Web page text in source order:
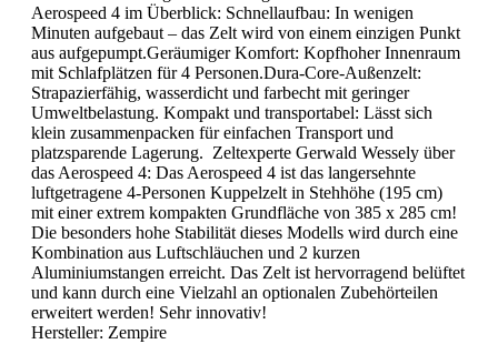
Aerospeed 4 im Überblick: Schnellaufbau: In wenigen
Minuten aufgebaut – das Zelt wird von einem einzigen Punkt
aus aufgepumpt.Geräumiger Komfort: Kopfhoher Innenraum
mit Schlafplätzen für 4 Personen.Dura-Core-Außenzelt:
Strapazierfähig, wasserdicht und farbecht mit geringer
Umweltbelastung. Kompakt und transportabel: Lässt sich
klein zusammenpacken für einfachen Transport und
platzsparende Lagerung. Zeltexperte Gerwald Wessely über
das Aerospeed 4: Das Aerospeed 4 ist das langersehnte
luftgetragene 4-Personen Kuppelzelt in Stehhöhe (195 cm)
mit einer extrem kompakten Grundfläche von 385 x 285 cm!
Die besonders hohe Stabilität dieses Modells wird durch eine
Kombination aus Luftschläuchen und 2 kurzen
Aluminiumstangen erreicht. Das Zelt ist hervorragend belüftet
und kann durch eine Vielzahl an optionalen Zubehörteilen
erweitert werden! Sehr innovativ!
Hersteller: Zempire